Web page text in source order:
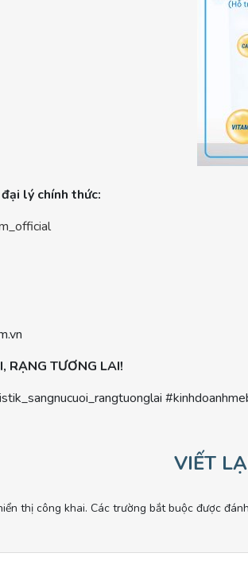
lý chính thức:
RẠNG TƯƠNG LAI!
VIẾT
thị công khai. Các trường bắt buộc được